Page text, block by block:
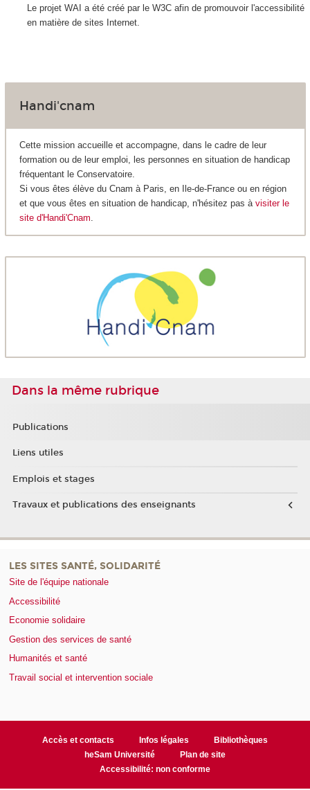
Le projet WAI a été créé par le W3C afin de promouvoir l'accessibilité
en matière de sites Internet.
Handi'cnam
Cette mission accueille et accompagne, dans le cadre de leur
formation ou de leur emploi, les personnes en situation de handicap
fréquentant le Conservatoire.
Si vous êtes élève du Cnam à Paris, en Ile-de-France ou en région
et que vous êtes en situation de handicap, n'hésitez pas à visiter le
site d'Handi'Cnam.
Dans la même rubrique
Publications
Liens utiles
Emplois et stages
Travaux et publications des enseignants
LES SITES SANTÉ, SOLIDARITÉ
Site de l'équipe nationale
Accessibilité
Economie solidaire
Gestion des services de santé
Humanités et santé
Travail social et intervention sociale
Accès et contacts Infos légales
Bibliothèques
heSam Université
Plan de site
Accessibilité: non conforme